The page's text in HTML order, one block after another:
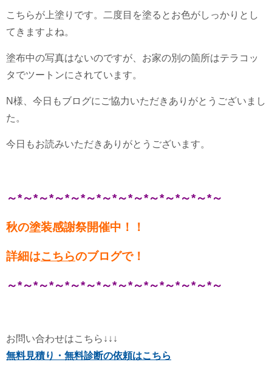
こちらが上塗りです。二度目を塗るとお色がしっかりとし
てきますよね。
塗布中の写真はないのですが、お家の別の箇所はテラコッ
タでツートンにされています。
N様、今日もブログにご協力いただきありがとうございまし
た。
今日もお読みいただきありがとうございます。
～*～*～*～*～*～*～*～*～*～*～*～*～*～
秋の塗装感謝祭開催中！！
詳細はこちらのブログで！
～*～*～*～*～*～*～*～*～*～*～*～*～*～
お問い合わせはこちら↓↓↓
無料見積り・無料診断の依頼はこちら